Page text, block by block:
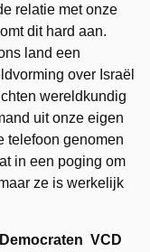
relatie met onze
dit hard aan.
land een
over Israël
wereldkundig
uit onze eigen
telefoon genomen
in een poging om
ze is werkelijk
VCD